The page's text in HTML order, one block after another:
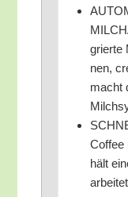
grier­te
nen,
macht
Cof­fee
hält